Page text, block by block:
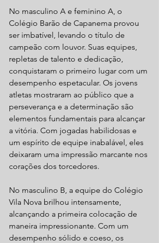
No masculino A e feminino A, o
Colégio Barão de Capanema provou
ser imbatível, levando o título de
campeão com louvor. Suas equipes,
repletas de talento e dedicação,
conquistaram o primeiro lugar com um
desempenho espetacular. Os jovens
atletas mostraram ao público que a
perseverança e a determinação são
elementos fundamentais para alcançar
a vitória. Com jogadas habilidosas e
um espírito de equipe inabalável, eles
deixaram uma impressão marcante nos
corações dos torcedores.
No masculino B, a equipe do Colégio
Vila Nova brilhou intensamente,
alcançando a primeira colocação de
maneira impressionante. Com um
desempenho sólido e coeso, os